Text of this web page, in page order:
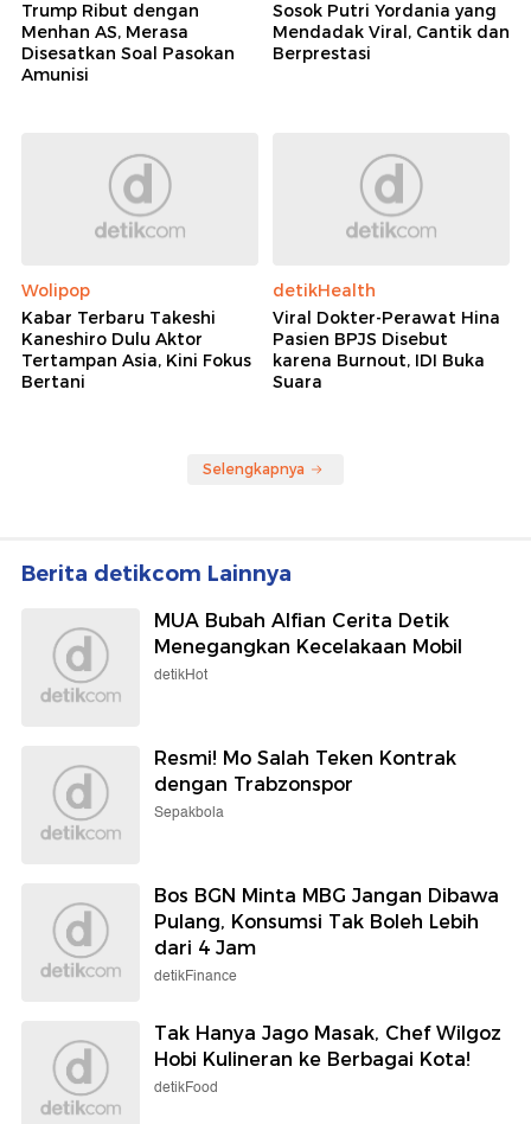
Trump Ribut dengan
Menhan AS, Merasa
Disesatkan Soal Pasokan
Amunisi
Sosok Putri Yordania yang
Mendadak Viral, Cantik dan
Berprestasi
Wolipop
Kabar Terbaru Takeshi
Kaneshiro Dulu Aktor
Tertampan Asia, Kini Fokus
Bertani
detikHealth
Viral Dokter-Perawat Hina
Pasien BPJS Disebut
karena Burnout, IDI Buka
Suara
Selengkapnya
Berita detikcom Lainnya
MUA Bubah Alfian Cerita Detik
Menegangkan Kecelakaan Mobil
detikHot
Resmi! Mo Salah Teken Kontrak
dengan Trabzonspor
Sepakbola
Bos BGN Minta MBG Jangan Dibawa
Pulang, Konsumsi Tak Boleh Lebih
dari 4 Jam
detikFinance
Tak Hanya Jago Masak, Chef Wilgoz
Hobi Kulineran ke Berbagai Kota!
detikFood